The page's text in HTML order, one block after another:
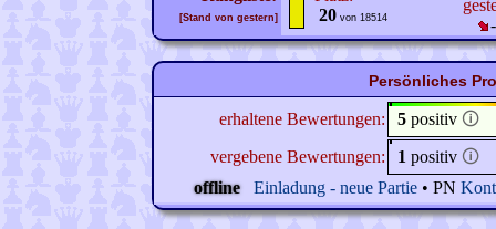
[Stand von gestern]
20 von 18514
Persönliches
erhaltene Bewertungen: 5 positiv 🛈
vergebene Bewertungen:
1 positiv 🛈
offline
Einladung - neue Partie • PN